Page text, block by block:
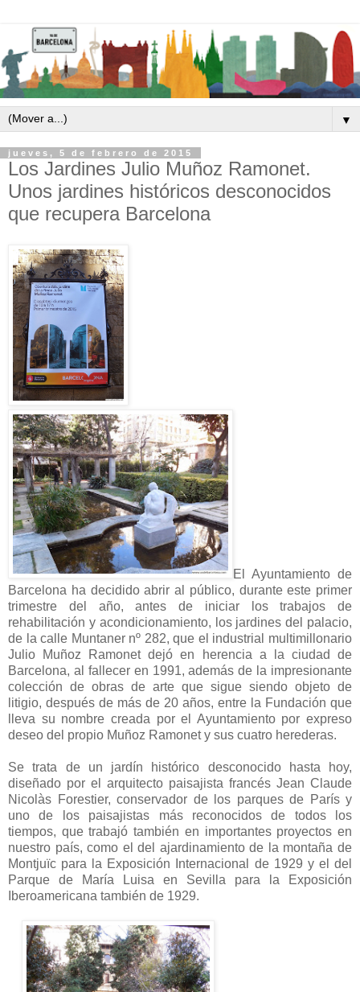
▼
jueves, 5 de febrero de 2015
Los Jardines Julio Muñoz Ramonet.
Unos jardines históricos desconocidos
que recupera Barcelona
El Ayuntamiento de
Barcelona ha decidido abrir al público, durante este primer
trimestre del año, antes de iniciar los trabajos de
rehabilitación y acondicionamiento, los jardines del palacio,
de la calle Muntaner nº 282, que el industrial multimillonario
Julio Muñoz Ramonet dejó en herencia a la ciudad de
Barcelona, al fallecer en 1991, además de la impresionante
colección de obras de arte que sigue siendo objeto de
litigio, después de más de 20 años, entre la Fundación que
lleva su nombre creada por el Ayuntamiento por expreso
deseo del propio Muñoz Ramonet y sus cuatro herederas.
Se trata de un jardín histórico desconocido hasta hoy,
diseñado por el arquitecto paisajista francés Jean Claude
Nicolàs Forestier, conservador de los parques de París y
uno de los paisajistas más reconocidos de todos los
tiempos, que trabajó también en importantes proyectos en
nuestro país, como el del ajardinamiento de la montaña de
Montjuïc para la Exposición Internacional de 1929 y el del
Parque de María Luisa en Sevilla para la Exposición
Iberoamericana también de 1929.